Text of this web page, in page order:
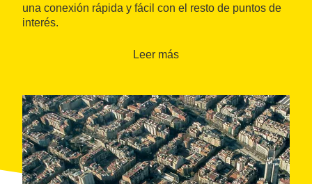
una conexión rápida y fácil con el resto de puntos de
interés.
Leer más